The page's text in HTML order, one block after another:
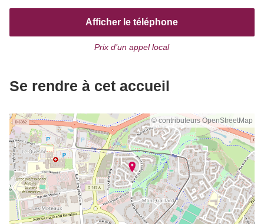
Afficher le téléphone
Prix d’un appel local
Se rendre à cet accueil
© contributeurs OpenStreetMap